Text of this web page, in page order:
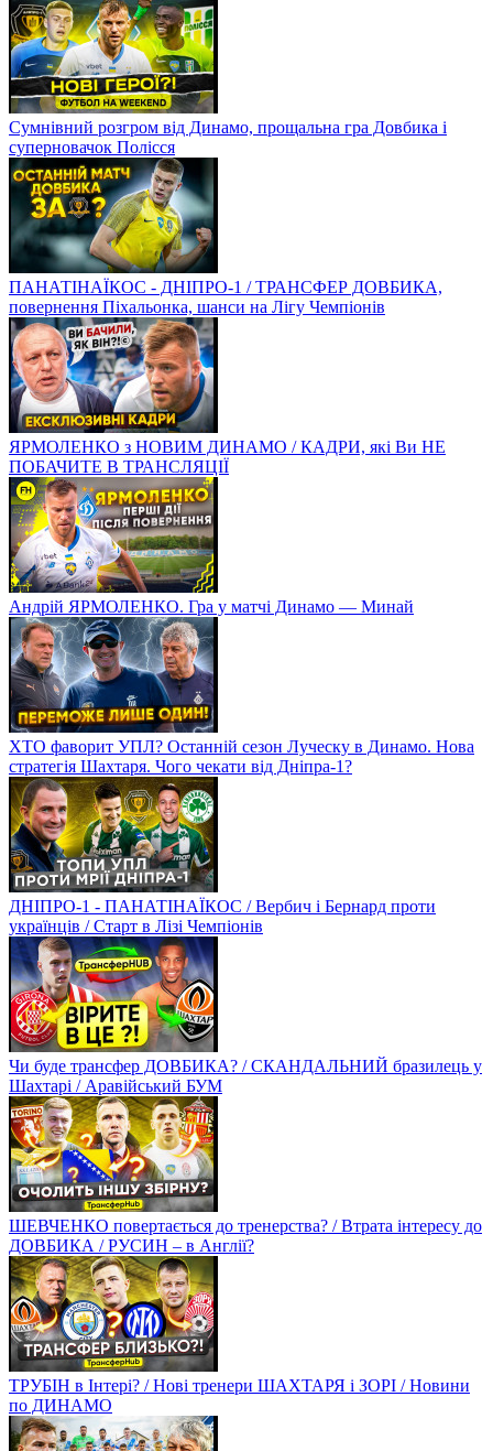
Сумнівний розгром від Динамо, прощальна гра Довбика і
суперновачок Полісся
ПАНАТІНАЇКОС - ДНІПРО-1 / ТРАНСФЕР ДОВБИКА,
повернення Піхальонка, шанси на Лігу Чемпіонів
ЯРМОЛЕНКО з НОВИМ ДИНАМО / КАДРИ, які Ви НЕ
ПОБАЧИТЕ В ТРАНСЛЯЦІЇ
Андрій ЯРМОЛЕНКО. Гра у матчі Динамо — Минай
ХТО фаворит УПЛ? Останній сезон Луческу в Динамо. Нова
стратегія Шахтаря. Чого чекати від Дніпра-1?
ДНІПРО-1 - ПАНАТІНАЇКОС / Вербич і Бернард проти
українців / Старт в Лізі Чемпіонів
Чи буде трансфер ДОВБИКА? / СКАНДАЛЬНИЙ бразилець у
Шахтарі / Аравійський БУМ
ШЕВЧЕНКО повертається до тренерства? / Втрата інтересу до
ДОВБИКА / РУСИН – в Англії?
ТРУБІН в Інтері? / Нові тренери ШАХТАРЯ і ЗОРІ / Новини
по ДИНАМО